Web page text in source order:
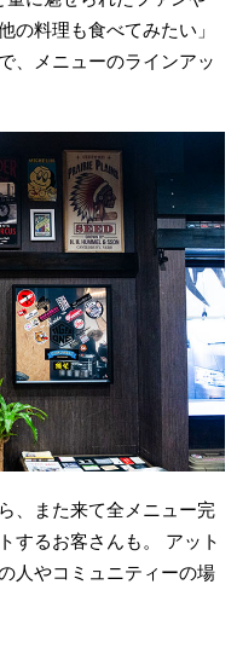
の料理も食べてみたい」
、メニューのラインアッ
、また来て全メニュー完
するお客さんも。 アット
人やコミュニティーの場